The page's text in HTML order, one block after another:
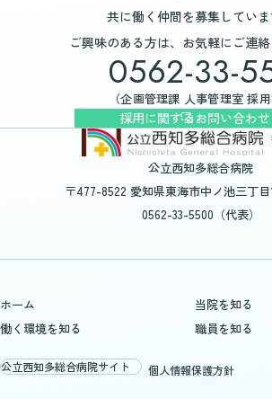
共に働く仲間を募集していま
ご興味のある方は、お気軽にご連絡
0562-33-
（企画管理課 人事管理室 採用
採用に関するお問い合わせ
公立西知多総合病院
〒477-8522 愛知県東海市中ノ池三丁目
0562-33-5500（代表）
ホーム
当院を知る
働く環境を知る
職員を知る
公立西知多総合病院サイト 個人情報保護方針